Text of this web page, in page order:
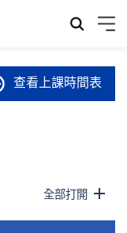
查看上課時間表
全部打開